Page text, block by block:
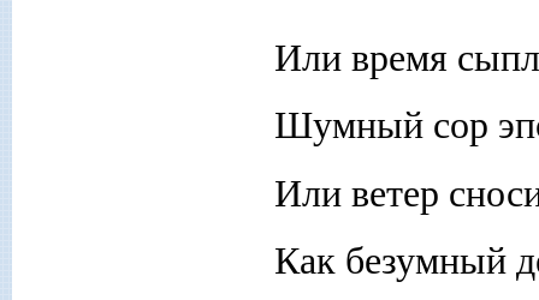
Или время
Шумный сор
Или ветер
Как безумный